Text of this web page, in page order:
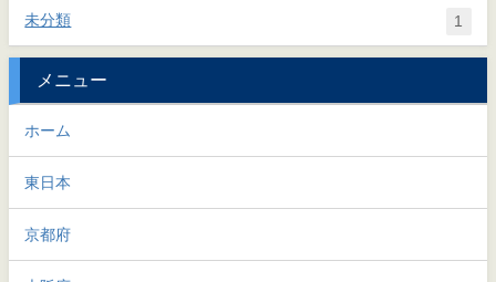
未分類 1
メニュー
ホーム
東日本
京都府